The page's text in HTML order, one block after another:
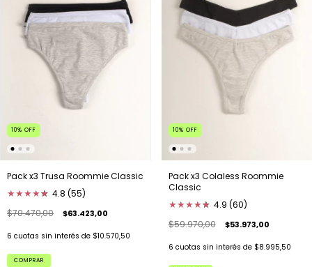
10% OFF
Pack x3 Trusa Roommie Classic
★★★★★
★ 4.8 (55)
$70.470,00
$63.423,00
6 cuotas sin interés de $10.570,50
COMPRAR
10% OFF
Pack x3 Colaless Roommie
Classic
★★★★★
★ 4.9 (60)
$59.970,00
$53.973,00
6 cuotas sin interés de $8.995,50